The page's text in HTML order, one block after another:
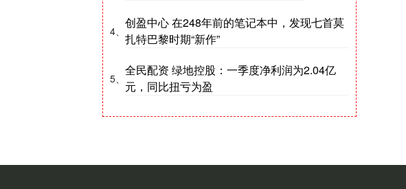
4、
创盈中心 在248年前的笔记本中，发现七首莫
扎特巴黎时期“新作”
5、
全民配资 绿地控股：一季度净利润为2.04亿
元，同比扭亏为盈